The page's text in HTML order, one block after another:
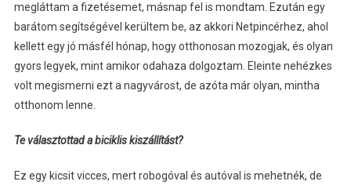
megláttam a fizetésemet, másnap fel is mondtam. Ezután egy
barátom segítségével kerültem be, az akkori Netpincérhez, ahol
kellett egy jó másfél hónap, hogy otthonosan mozogjak, és olyan
gyors legyek, mint amikor odahaza dolgoztam. Eleinte nehézkes
volt megismerni ezt a nagyvárost, de azóta már olyan, mintha
otthonom lenne.
Te választottad a biciklis kiszállítást?
Ez egy kicsit vicces, mert robogóval és autóval is mehetnék, de